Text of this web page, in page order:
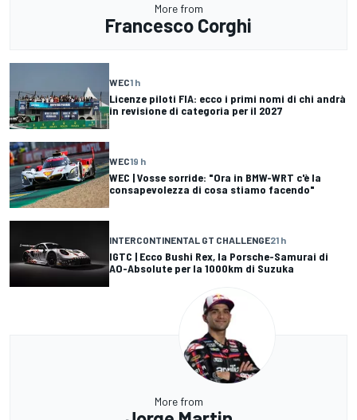
More from
Francesco Corghi
WEC1 h
Licenze piloti FIA: ecco i primi nomi di chi andrà
in revisione di categoria per il 2027
WEC19 h
WEC | Vosse sorride: "Ora in BMW-WRT c'è la
consapevolezza di cosa stiamo facendo"
INTERCONTINENTAL GT CHALLENGE21 h
IGTC | Ecco Bushi Rex, la Porsche-Samurai di
AO-Absolute per la 1000km di Suzuka
More from